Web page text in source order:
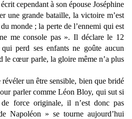
cependant à son épouse Joséphine
une grande bataille, la victoire m’est
monde ; la perte de l’ennemi qui est
me console pas ». Il déclare le 12
perd ses enfants ne goûte aucun
le cœur parle, la gloire même n’a plus
un être sensible, bien que bridé
parler comme Léon Bloy, qui sut si
force originale, il n’est donc pas
Napoléon » se tourne aujourd’hui